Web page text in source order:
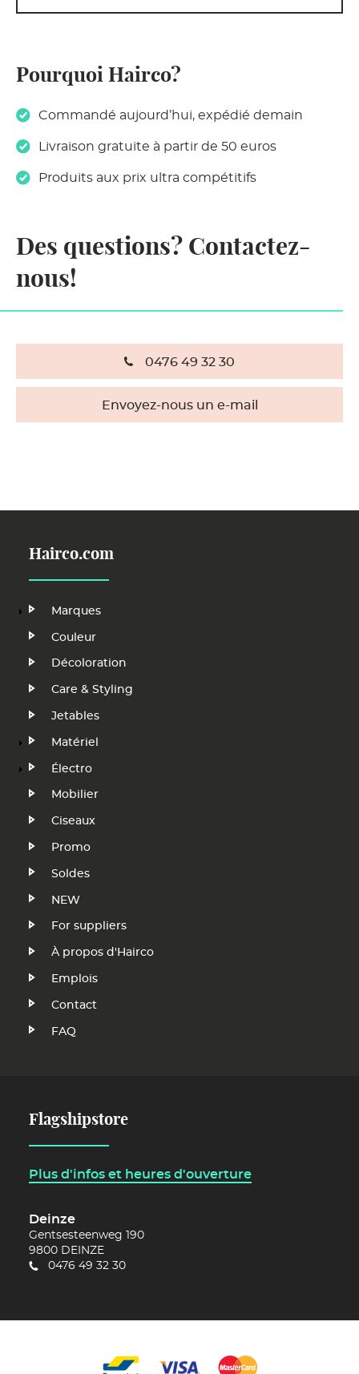
Pourquoi Hairco?
Commandé aujourd’hui, expédié demain
Livraison gratuite à partir de 50 euros
Produits aux prix ultra compétitifs
Des questions? Contactez-
nous!
0476 49 32 30
Envoyez-nous un e-mail
Hairco.com
Main
Navigation
FR
Marques
Couleur
Décoloration
Care & Styling
Jetables
Matériel
Électro
Mobilier
Ciseaux
Promo
Soldes
NEW
Footer
Menu
FR
For suppliers
À propos d'Hairco
Emplois
Contact
FAQ
Flagshipstore
Plus d'infos et heures d'ouverture
Deinze
Gentsesteenweg 190
9800 DEINZE
0476 49 32 30